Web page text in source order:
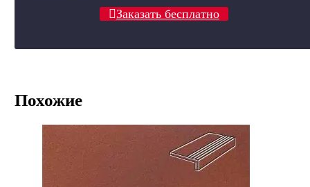
Заказать бесплатно
Похожие